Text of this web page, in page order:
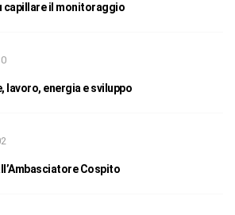
capillare il monitoraggio
lavoro, energia e sviluppo
Cospito